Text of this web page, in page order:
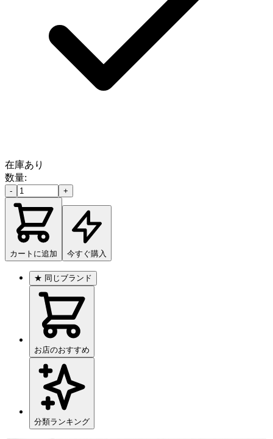
在庫あり
数量:
- +
カートに追加 今すぐ購入
★ 同じブランド
お店のおすすめ
分類ランキング